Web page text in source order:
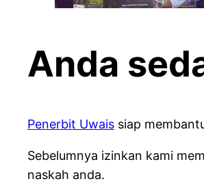
Anda
Penerbit Uwais siap
Sebelumnya izinkan kami
naskah anda.